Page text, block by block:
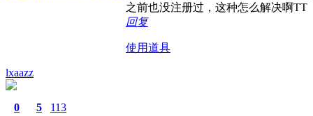
之前也没注册过，这种怎么解决啊TT
回复
使用道具
lxaazz
0 5 113